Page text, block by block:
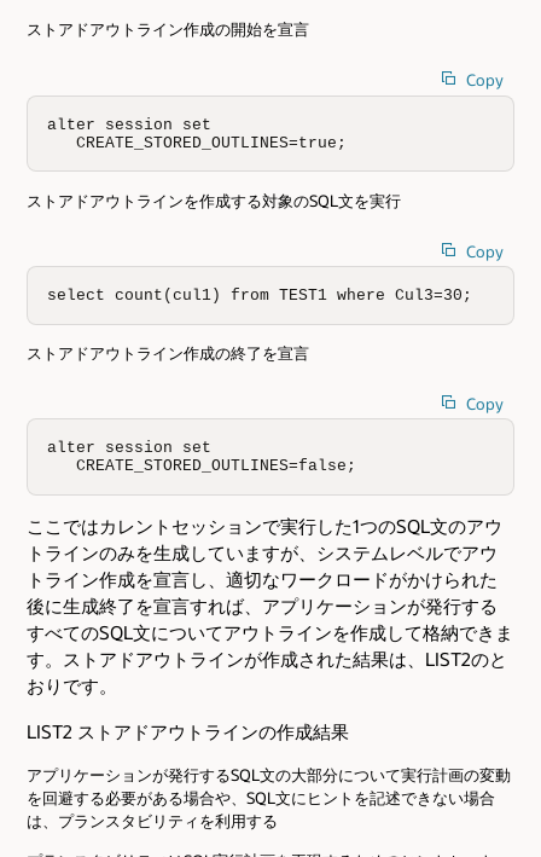
ストアドアウトライン作成の開始を宣言
Copy
alter session set
   CREATE_STORED_OUTLINES=true;
ストアドアウトラインを作成する対象のSQL文を実行
Copy
select count(cul1) from TEST1 where Cul3=30;
ストアドアウトライン作成の終了を宣言
Copy
alter session set
   CREATE_STORED_OUTLINES=false;
ここではカレントセッションで実行した1つのSQL文のアウ
トラインのみを生成していますが、システムレベルでアウ
トライン作成を宣言し、適切なワークロードがかけられた
後に生成終了を宣言すれば、アプリケーションが発行する
すべてのSQL文についてアウトラインを作成して格納できま
す。ストアドアウトラインが作成された結果は、LIST2のと
おりです。
LIST2 ストアドアウトラインの作成結果
アプリケーションが発行するSQL文の大部分について実行計画の変動
を回避する必要がある場合や、SQL文にヒントを記述できない場合
は、プランスタビリティを利用する